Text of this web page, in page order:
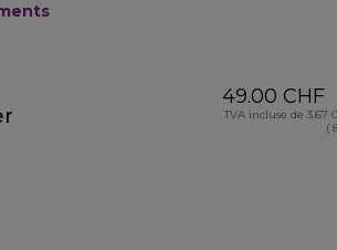
49.00 CHF
TVA incluse de 3.67
(